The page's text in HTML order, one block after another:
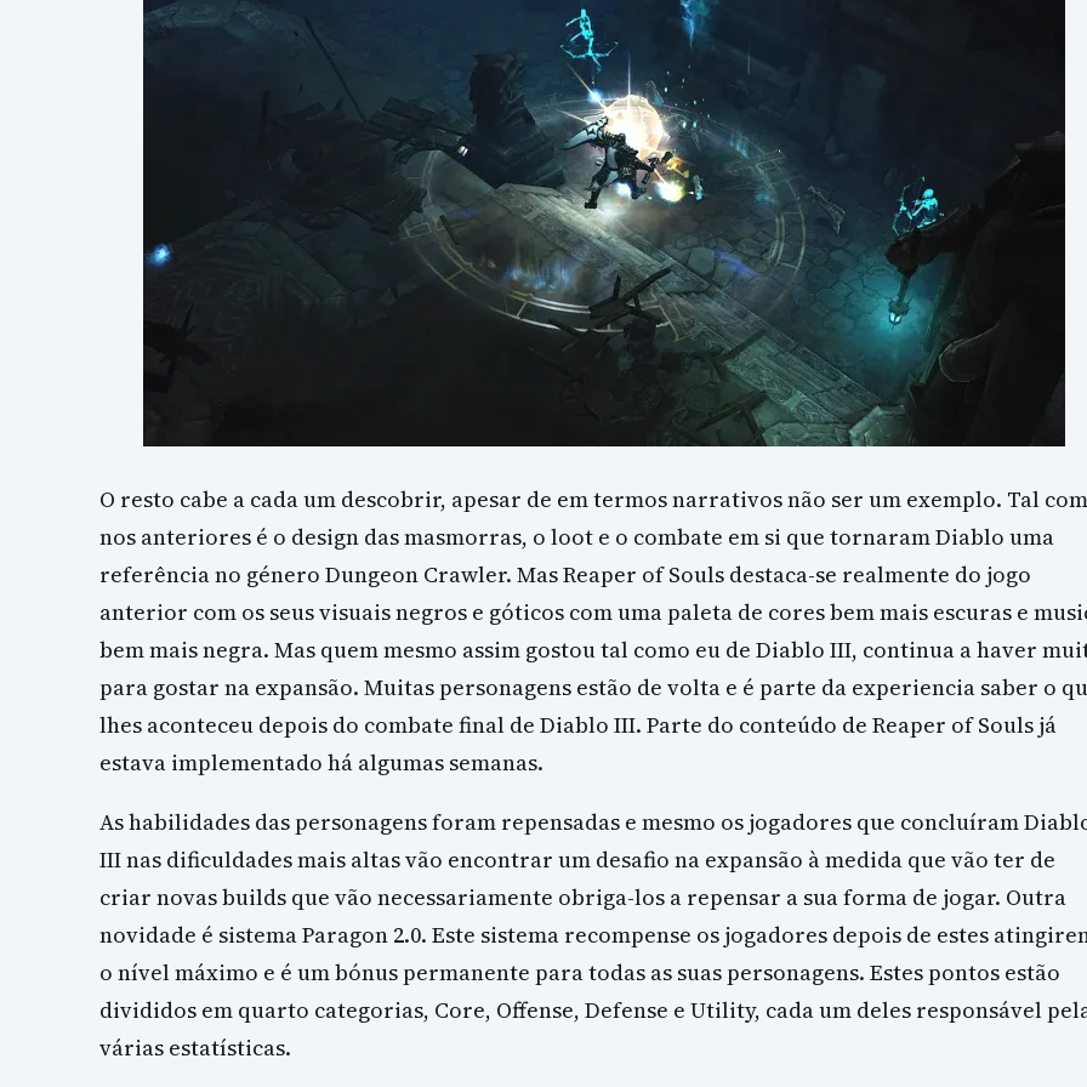
O resto cabe a cada um descobrir, apesar de em termos narrativos não ser um exemplo. Tal
nos anteriores é o design das masmorras, o loot e o combate em si que tornaram Diablo uma
referência no género Dungeon Crawler. Mas Reaper of Souls destaca-se realmente do jogo
anterior com os seus visuais negros e góticos com uma paleta de cores bem mais escuras e
bem mais negra. Mas quem mesmo assim gostou tal como eu de Diablo III, continua a haver
para gostar na expansão. Muitas personagens estão de volta e é parte da experiencia saber o
lhes aconteceu depois do combate final de Diablo III. Parte do conteúdo de Reaper of Souls já
estava implementado há algumas semanas.
As habilidades das personagens foram repensadas e mesmo os jogadores que concluíram
III nas dificuldades mais altas vão encontrar um desafio na expansão à medida que vão ter de
criar novas builds que vão necessariamente obriga-los a repensar a sua forma de jogar. Outra
novidade é sistema Paragon 2.0. Este sistema recompense os jogadores depois de estes
o nível máximo e é um bónus permanente para todas as suas personagens. Estes pontos estão
divididos em quarto categorias, Core, Offense, Defense e Utility, cada um deles responsável
várias estatísticas.